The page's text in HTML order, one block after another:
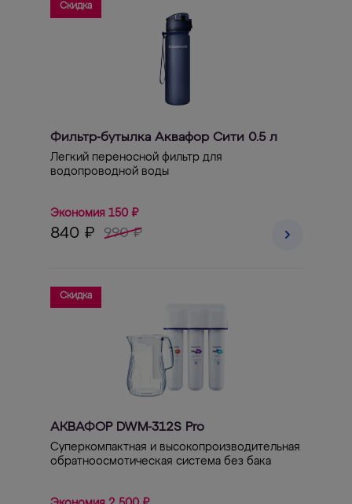
Скидка
Фильтр-бутылка Аквафор Сити 0.5 л
Легкий переносной фильтр для
водопроводной воды
Экономия 150 ₽
840 ₽ 990 ₽
Скидка
АКВАФОР DWM-312S Pro
Суперкомпактная и высокопроизводительная
обратноосмотическая система без бака